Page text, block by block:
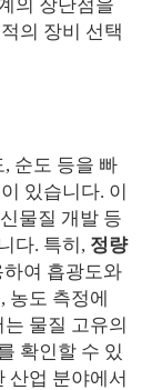
의 장단점을
의 장비 선택
순도 등을 빠
있습니다. 이
물질 개발 등
다. 특히, 정량
하여 흡광도와
농도 측정에
는 물질 고유의
확인할 수 있
산업 분야에서